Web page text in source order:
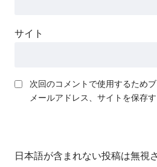
サイト
次回のコメントで使用するため
メールアドレス、サイトを保存す
日本語が含まれない投稿は無視